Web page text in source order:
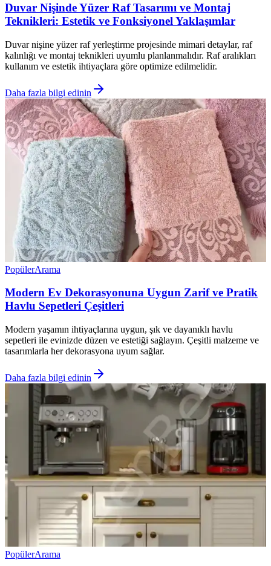
Duvar Nişinde Yüzer Raf Tasarımı ve Montaj
Teknikleri: Estetik ve Fonksiyonel Yaklaşımlar
Duvar nişine yüzer raf yerleştirme projesinde mimari detaylar, raf
kalınlığı ve montaj teknikleri uyumlu planlanmalıdır. Raf aralıkları
kullanım ve estetik ihtiyaçlara göre optimize edilmelidir.
Daha fazla bilgi edinin
PopülerArama
Modern Ev Dekorasyonuna Uygun Zarif ve Pratik
Havlu Sepetleri Çeşitleri
Modern yaşamın ihtiyaçlarına uygun, şık ve dayanıklı havlu
sepetleri ile evinizde düzen ve estetiği sağlayın. Çeşitli malzeme ve
tasarımlarla her dekorasyona uyum sağlar.
Daha fazla bilgi edinin
PopülerArama